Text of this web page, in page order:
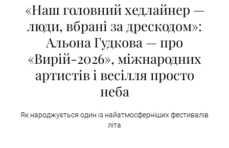
«Наш головний хедлайнер —
люди, вбрані за дрескодом»:
Альона Гудкова — про
«Вирій-2026», міжнародних
артистів і весілля просто
неба
Як народжується один із найатмосферніших фестивалів
літа